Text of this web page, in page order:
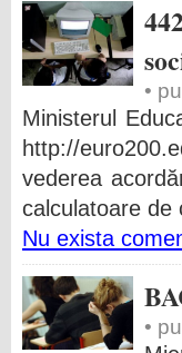
•
Ministerul
http://
vederea
calculatoare de
Nu exista
•